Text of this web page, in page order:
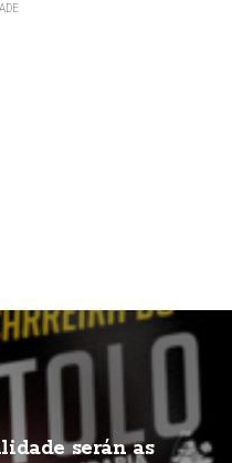
serán as